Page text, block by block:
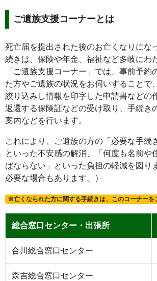
ご遺族支援コーナーとは
死亡届を提出された後のお亡くなりにな
続きは、保険や年金、福祉など多岐にわ
「ご遺族支援コーナー」では、事前予約
た方やご遺族の状況をお伺いすることで
絞り込みし情報を印字した申請書などの
返還する保険証などの受け取り、手続き
案内などを行います。
これにより、ご遺族の方の「必要な手続
といった不安感の解消、「何度も名前や
ばならない」といった負担の軽減を図り
必要な場合もあります。）
※亡くなられた方に関する手続きは、このコーナー
総合窓口センター・出張所
合川総合窓口センター
森吉総合窓口センター